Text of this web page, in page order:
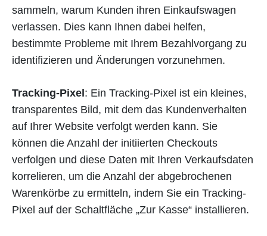
sammeln, warum Kunden ihren Einkaufswagen
verlassen. Dies kann Ihnen dabei helfen,
bestimmte Probleme mit Ihrem Bezahlvorgang zu
identifizieren und Änderungen vorzunehmen.
Tracking-Pixel: Ein Tracking-Pixel ist ein kleines,
transparentes Bild, mit dem das Kundenverhalten
auf Ihrer Website verfolgt werden kann. Sie
können die Anzahl der initiierten Checkouts
verfolgen und diese Daten mit Ihren Verkaufsdaten
korrelieren, um die Anzahl der abgebrochenen
Warenkörbe zu ermitteln, indem Sie ein Tracking-
Pixel auf der Schaltfläche „Zur Kasse“ installieren.